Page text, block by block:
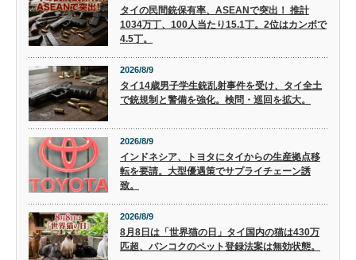
タイの民間銃保有率、ASEANで突出！ 推計
1034万丁、100人当たり15.1丁。2位はカンボで
4.5丁。
2026/8/9
タイ14歳男子学生銃乱射事件を受け、タイ全土
で銃規制と警備を強化。検問・巡回を拡大。
2026/8/9
インドネシア、トヨタにタイからの生産拠点移
転を要請。大型優遇策でサプライチェーン誘
致。
2026/8/9
8月8日は「世界猫の日」タイ国内の猫は430万
匹超、バンコクのペット登録法案は無効状態。